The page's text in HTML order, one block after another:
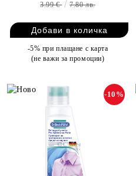
3.99 € 7.80 лв.
-5% при плащане с карта
(не важи за промоции)
-10%